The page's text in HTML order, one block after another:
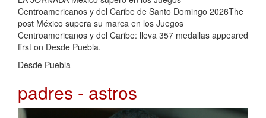
Centroamericanos y del Caribe de Santo Domingo 2026The
post México supera su marca en los Juegos
Centroamericanos y del Caribe: lleva 357 medallas appeared
first on Desde Puebla.
Desde Puebla
padres - astros